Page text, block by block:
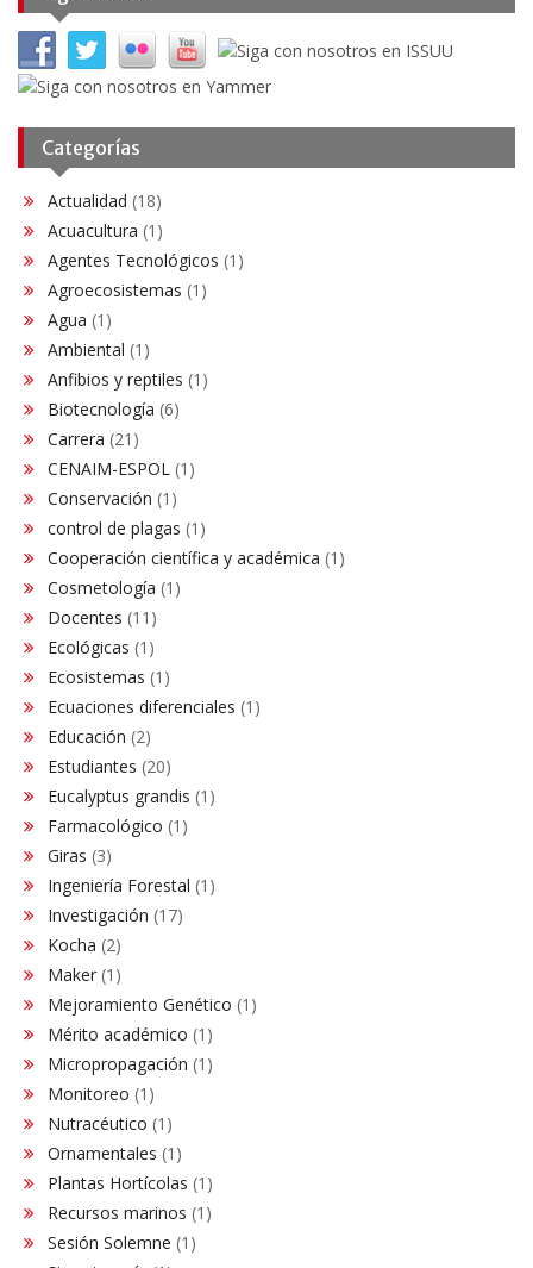
Categorías
Actualidad (18)
Acuacultura (1)
Agentes Tecnológicos (1)
Agroecosistemas (1)
Agua (1)
Ambiental (1)
Anfibios y reptiles (1)
Biotecnología (6)
Carrera (21)
CENAIM-ESPOL (1)
Conservación​ (1)
control de plagas (1)
Cooperación científica y académica (1)
Cosmetología (1)
Docentes (11)
Ecológicas (1)
Ecosistemas (1)
Ecuaciones diferenciales (1)
Educación (2)
Estudiantes (20)
Eucalyptus grandis (1)
Farmacológico (1)
Giras (3)
Ingeniería Forestal (1)
Investigación (17)
Kocha (2)
Maker (1)
Mejoramiento Genético (1)
Mérito académico (1)
Micropropagación (1)
Monitoreo (1)
Nutracéutico (1)
Ornamentales (1)
Plantas Hortícolas (1)
Recursos marinos (1)
Sesión Solemne (1)